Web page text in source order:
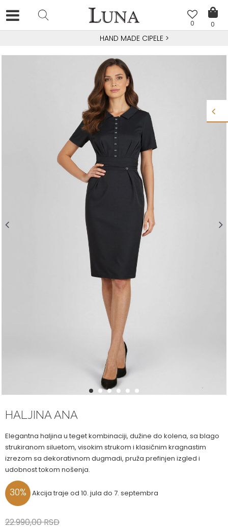
0
0
HAND MADE CIPELE>
1 2 3 4 5 6
HALJINA ANA
Elegantna haljina u teget kombinaciji, dužine do kolena, sa blago
strukiranom siluetom, visokim strukom i klasičnim kragnastim
izrezom sa dekorativnom dugmadi, pruža prefinjen izgled i
udobnost tokom nošenja.
30% Akcija traje od 10. jula do 7. septembra
22.990,00RSD